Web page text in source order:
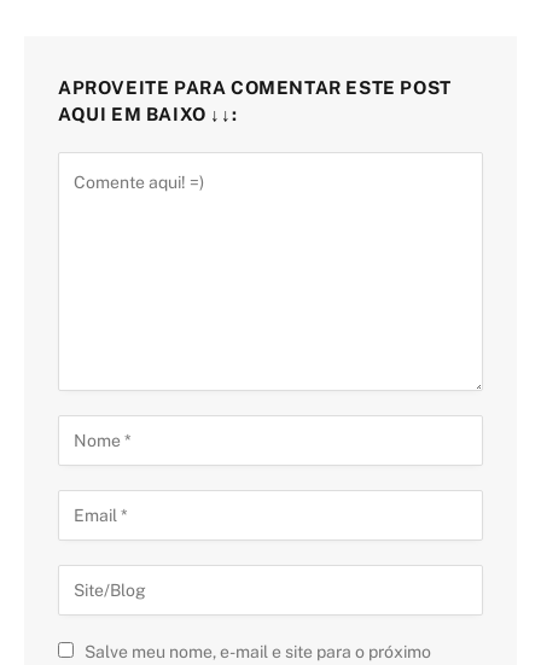
APROVEITE PARA COMENTAR ESTE POST
AQUI EM BAIXO ↓↓:
Salve meu nome, e-mail e site para o próximo